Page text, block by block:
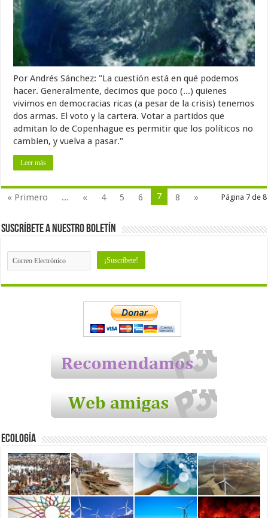
Por Andrés Sánchez: "La cuestión está en qué podemos
hacer. Generalmente, decimos que poco (...) quienes
vivimos en democracias ricas (a pesar de la crisis) tenemos
dos armas. El voto y la cartera. Votar a partidos que
admitan lo de Copenhague es permitir que los políticos no
cambien, y vuelva a pasar."
Leer más
Página 7 de 8
« Primero ... « 4 5 6 7 8 »
Suscríbete a nuestro Boletín
Ecología